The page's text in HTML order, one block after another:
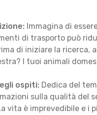
Immagina di
di trasporto può
di iniziare la ricerca,
I tuoi animali
ospiti: Dedica del
sulla qualità del
vita è imprevedibile e i